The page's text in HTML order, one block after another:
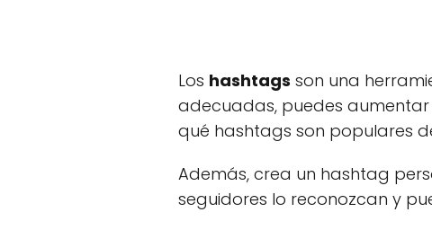
Los hashtags son una
adecuadas, puedes
qué hashtags son populares
Además, crea un hashtag
seguidores lo reconozcan y